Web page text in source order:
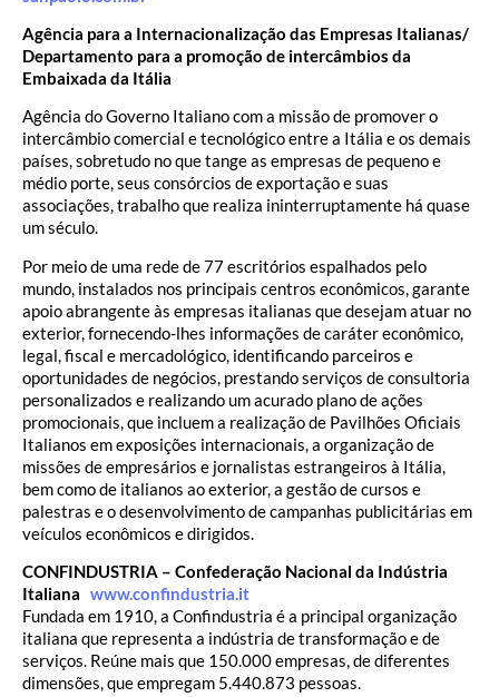
Agência para a Internacionalização das Empresas Italianas/
Departamento para a promoção de intercâmbios da
Embaixada da Itália
Agência do Governo Italiano com a missão de promover o
intercâmbio comercial e tecnológico entre a Itália e os demais
países, sobretudo no que tange as empresas de pequeno e
médio porte, seus consórcios de exportação e suas
associações, trabalho que realiza ininterruptamente há quase
um século.
Por meio de uma rede de 77 escritórios espalhados pelo
mundo, instalados nos principais centros econômicos, garante
apoio abrangente às empresas italianas que desejam atuar no
exterior, fornecendo-lhes informações de caráter econômico,
legal, fiscal e mercadológico, identificando parceiros e
oportunidades de negócios, prestando serviços de consultoria
personalizados e realizando um acurado plano de ações
promocionais, que incluem a realização de Pavilhões Oficiais
Italianos em exposições internacionais, a organização de
missões de empresários e jornalistas estrangeiros à Itália,
bem como de italianos ao exterior, a gestão de cursos e
palestras e o desenvolvimento de campanhas publicitárias em
veículos econômicos e dirigidos.
CONFINDUSTRIA – Confederação Nacional da Indústria
Italiana www.confindustria.it
Fundada em 1910, a Confindustria é a principal organização
italiana que representa a indústria de transformação e de
serviços. Reúne mais que 150.000 empresas, de diferentes
dimensões, que empregam 5.440.873 pessoas.